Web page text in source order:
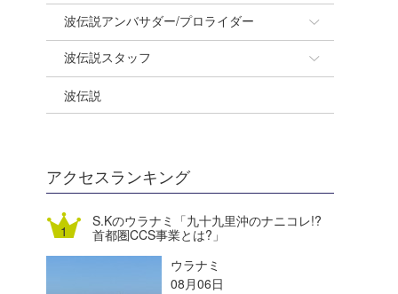
mitsuteru Kamio
Yasunari Inoue
Yoshiyuki Obata
DELTA FORCE SURF
熊谷素子
SURFMEDIA
Colors MAGAZINE
WAVAL
波伝説アンバサダー/プロライダー
福島寿実子
中浦“JET”章
進士剛光
植村未来
波伝説スタッフ
☆加藤
Aichan
ECE
波伝説
アクセスランキング
S.Kのウラナミ「九十九里沖のナニコレ!?
首都圏CCS事業とは?」
ウラナミ
08月06日